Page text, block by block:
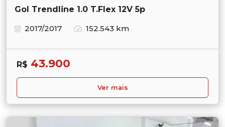
Gol Trendline 1.0 T.Flex 12V 5p
2017/2017
152.543 km
R$ 43.900
Ver mais